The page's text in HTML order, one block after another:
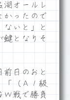
オールレ
かったので
いと」と
となりそ
日のおと
「（Ａ１級
戦で勝負